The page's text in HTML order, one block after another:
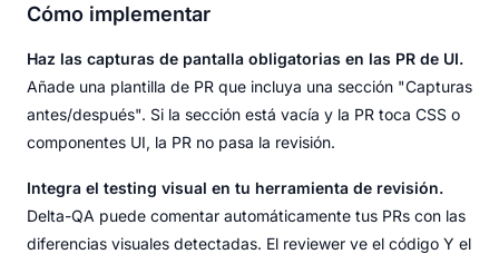
Cómo implementar
Haz las capturas de pantalla obligatorias en las PR de UI.
Añade una plantilla de PR que incluya una sección "Capturas
antes/después". Si la sección está vacía y la PR toca CSS o
componentes UI, la PR no pasa la revisión.
Integra el testing visual en tu herramienta de revisión.
Delta-QA puede comentar automáticamente tus PRs con las
diferencias visuales detectadas. El reviewer ve el código Y el